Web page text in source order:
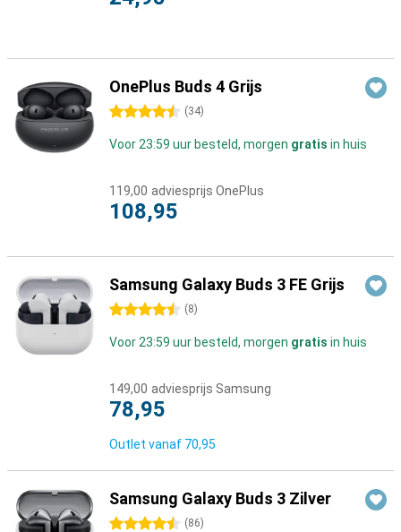
OnePlus Buds 4 Grijs
4.5 sterren (34)
Voor 23:59 uur besteld, morgen gratis in huis
119,00 adviesprijs OnePlus
108,95
Samsung Galaxy Buds 3 FE Grijs
4.5 sterren (8)
Voor 23:59 uur besteld, morgen gratis in huis
149,00 adviesprijs Samsung
78,95
Outlet vanaf 70,95
Samsung Galaxy Buds 3 Zilver
4.5 sterren (86)